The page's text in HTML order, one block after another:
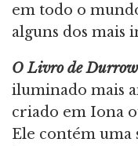
em todo o
alguns dos mais
O Livro de Durrow
iluminado mais
criado em Iona
Ele contém uma